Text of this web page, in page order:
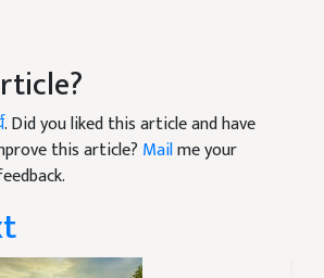
. Did you liked this article and have
this article? Mailme your